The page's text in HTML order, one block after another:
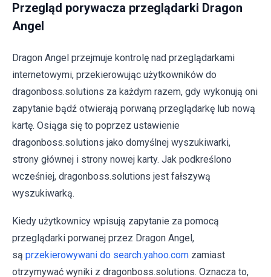
Przegląd porywacza przeglądarki Dragon
Angel
Dragon Angel przejmuje kontrolę nad przeglądarkami
internetowymi, przekierowując użytkowników do
dragonboss.solutions za każdym razem, gdy wykonują oni
zapytanie bądź otwierają porwaną przeglądarkę lub nową
kartę. Osiąga się to poprzez ustawienie
dragonboss.solutions jako domyślnej wyszukiwarki,
strony głównej i strony nowej karty. Jak podkreślono
wcześniej, dragonboss.solutions jest fałszywą
wyszukiwarką.
Kiedy użytkownicy wpisują zapytanie za pomocą
przeglądarki porwanej przez Dragon Angel,
są przekierowywani do search.yahoo.com zamiast
otrzymywać wyniki z dragonboss.solutions. Oznacza to,